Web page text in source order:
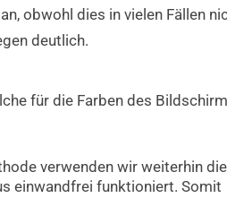
obwohl dies in vielen Fällen
deutlich.
für die Farben des
verwenden wir weiterhin die
einwandfrei funktioniert. Somit